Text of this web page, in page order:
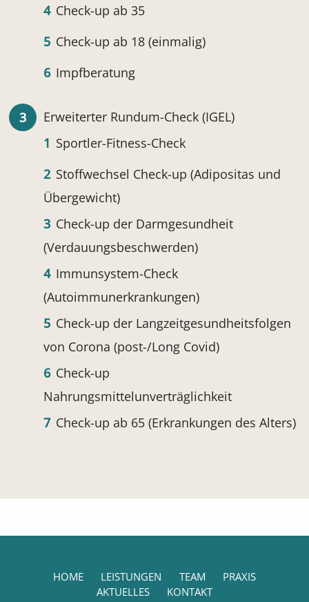
Check-up ab 35
Check-up ab 18 (einmalig)
Impfberatung
Erweiterter Rundum-Check (IGEL)
Sportler-Fitness-Check
Stoffwechsel Check-up (Adipositas und
Übergewicht)
Check-up der Darmgesundheit
(Verdauungsbeschwerden)
Immunsystem-Check
(Autoimmunerkrankungen)
Check-up der Langzeitgesundheitsfolgen
von Corona (post-/Long Covid)
Check-up
Nahrungsmittelunverträglichkeit
Check-up ab 65 (Erkrankungen des Alters)
Navigation überspringen
HOME LEISTUNGEN TEAM
PRAXIS
AKTUELLES
KONTAKT